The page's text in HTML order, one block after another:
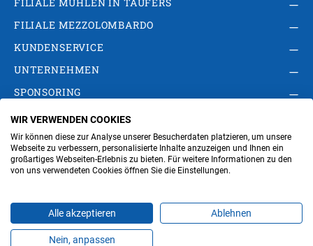
FILIALE MEZZOLOMBARDO
KUNDENSERVICE
UNTERNEHMEN
SPONSORING
AGB Privacy Policy
Impressum
Cookie-Einstellungen ändern
Verwaltung
WIR VERWENDEN COOKIES
Wir können diese zur Analyse unserer Besucherdaten platzieren, um unsere
Webseite zu verbessern, personalisierte Inhalte anzuzeigen und Ihnen ein
großartiges Webseiten-Erlebnis zu bieten. Für weitere Informationen zu den
von uns verwendeten Cookies öffnen Sie die Einstellungen.
Alle akzeptieren Ablehnen
Nein, anpassen